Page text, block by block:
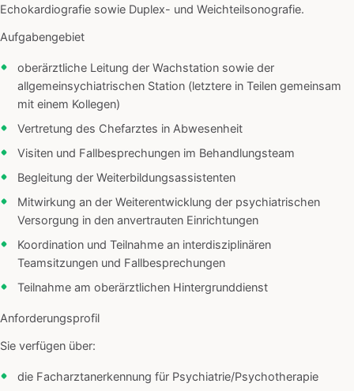
Echokardiografie sowie Duplex- und Weichteilsonografie.
Aufgabengebiet
oberärztliche Leitung der Wachstation sowie der
allgemeinsychiatrischen Station (letztere in Teilen gemeinsam
mit einem Kollegen)
Vertretung des Chefarztes in Abwesenheit
Visiten und Fallbesprechungen im Behandlungsteam
Begleitung der Weiterbildungsassistenten
Mitwirkung an der Weiterentwicklung der psychiatrischen
Versorgung in den anvertrauten Einrichtungen
Koordination und Teilnahme an interdisziplinären
Teamsitzungen und Fallbesprechungen
Teilnahme am oberärztlichen Hintergrunddienst
Anforderungsprofil
Sie verfügen über:
die Facharztanerkennung für Psychiatrie/Psychotherapie